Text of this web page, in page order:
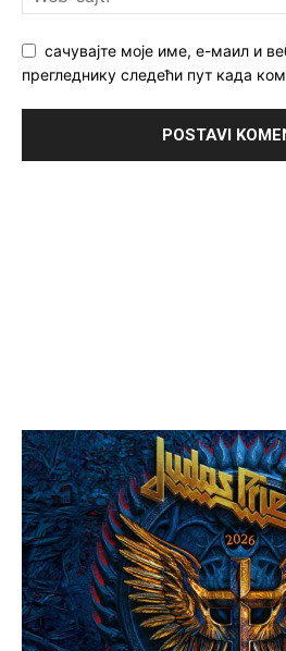
сачувајте моје име, е-маил и
прегледнику следећи пут када